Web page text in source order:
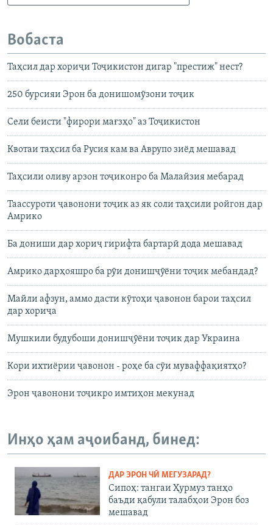
Вобаста
Таҳсил дар хориҷи Тоҷикистон дигар "престиж" нест?
250 бурсияи Эрон ба донишомӯзони тоҷик
Сели беисти "фирори мағзҳо" аз Тоҷикистон
Квотаи таҳсил ба Русия кам ва Аврупо зиёд мешавад
Таҳсили оливу арзон тоҷиконро ба Малайзия мебарад
Таассуроти ҷавонони тоҷик аз як соли таҳсили ройгон дар
Амрико
Ба дониши дар хориҷ гирифта бартарӣ дода мешавад
Амрико дарҳояшро ба рӯи донишҷӯёни тоҷик мебандад?
Майли афзун, аммо дасти кӯтоҳи ҷавонон барои таҳсил
дар хориҷа
Мушкили будубоши донишҷӯёни тоҷик дар Украина
Кори ихтиёрии ҷавонон - роҳе ба сӯи муваффақиятҳо?
Эрон ҷавонони тоҷикро имтиҳон мекунад
Инҳо ҳам аҷоибанд, бинед:
ДАР ЭРОН ЧӢ МЕГУЗАРАД?
Сипоҳ: тангаи Ҳурмуз танҳо
баъди қабули талабҳои Эрон боз
мешавад